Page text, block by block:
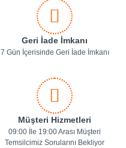
Geri İade İmkanı
7 Gün İçerisinde Geri İade İmkanı
Müşteri Hizmetleri
09:00 İle 19:00 Arası Müşteri
Temsilcimiz Sorularını Bekliyor